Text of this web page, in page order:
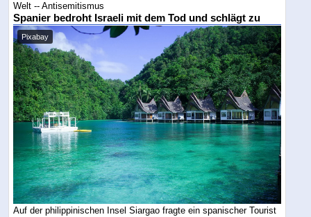
Welt -- Antisemitismus
Spanier bedroht Israeli mit dem Tod und schlägt zu
Pixabay
Auf der philippinischen Insel Siargao fragte ein spanischer Tourist